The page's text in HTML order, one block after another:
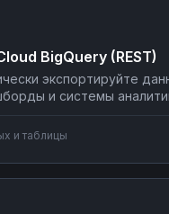
BigQuery (REST)
экспортируйте
и системы
внешними сервисами,
интеграциями
и таблицы